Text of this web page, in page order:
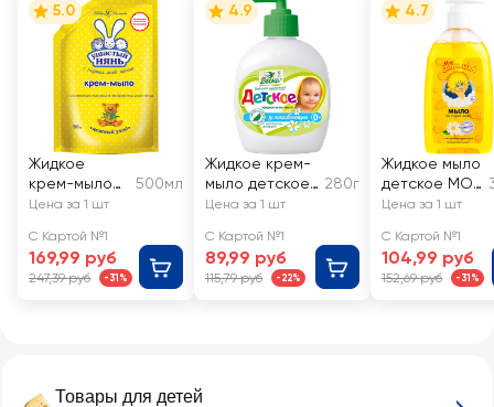
Товары для детей
5.0
Жидкое
крем-мыло
детское
НЯНЬ с алоэ,
с 0 месяцев
500мл
Цена за 1 шт
С Картой №1
169,99 руб
247,39 руб -31%
4.9
Жидкое крем-
мыло детское
ВЕСНА с
ромашки
280г
Цена за 1 шт
С Картой №1
89,99 руб
115,79 руб -22%
4.7
Жидкое мыло
детское МОЕ
СОЛНЫШКО
ромашки
Цена за 1 шт
С Картой №1
104,99 руб
152,69 руб -31%